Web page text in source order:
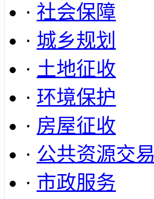
· 社会保障
· 城乡规划
· 土地征收
· 环境保护
· 房屋征收
· 公共资源交易
· 市政服务